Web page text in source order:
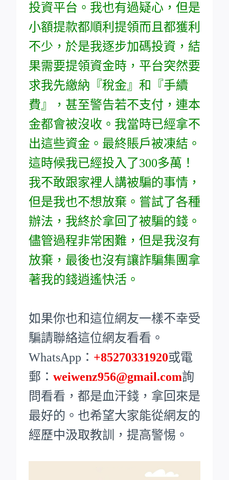
投資平台。我也有過疑心，但是
小額提款都順利提領而且都獲利
不少，於是我逐步加碼投資，結
果需要提領資金時，平台突然要
求我先繳納『稅金』和『手續
費』，甚至警告若不支付，連本
金都會被沒收。我當時已經拿不
出這些資金。最終賬戶被凍結。
這時候我已經投入了300多萬！
我不敢跟家裡人講被騙的事情，
但是我也不想放棄。嘗試了各種
辦法，我終於拿回了被騙的錢。
儘管過程非常困難，但是我沒有
放棄，最後也沒有讓詐騙集團拿
著我的錢逍遙快活。
如果你也和這位網友一樣不幸受
騙請聯絡這位網友看看。
WhatsApp： +85270331920或電
郵： weiwenz956@gmail.com詢
問看看，都是血汗錢，拿回來是
最好的。也希望大家能從網友的
經歷中汲取教訓，提高警惕。